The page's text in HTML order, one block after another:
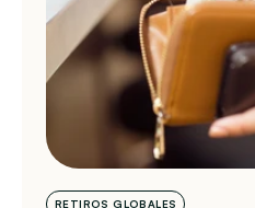
RETIROS GLOBALES